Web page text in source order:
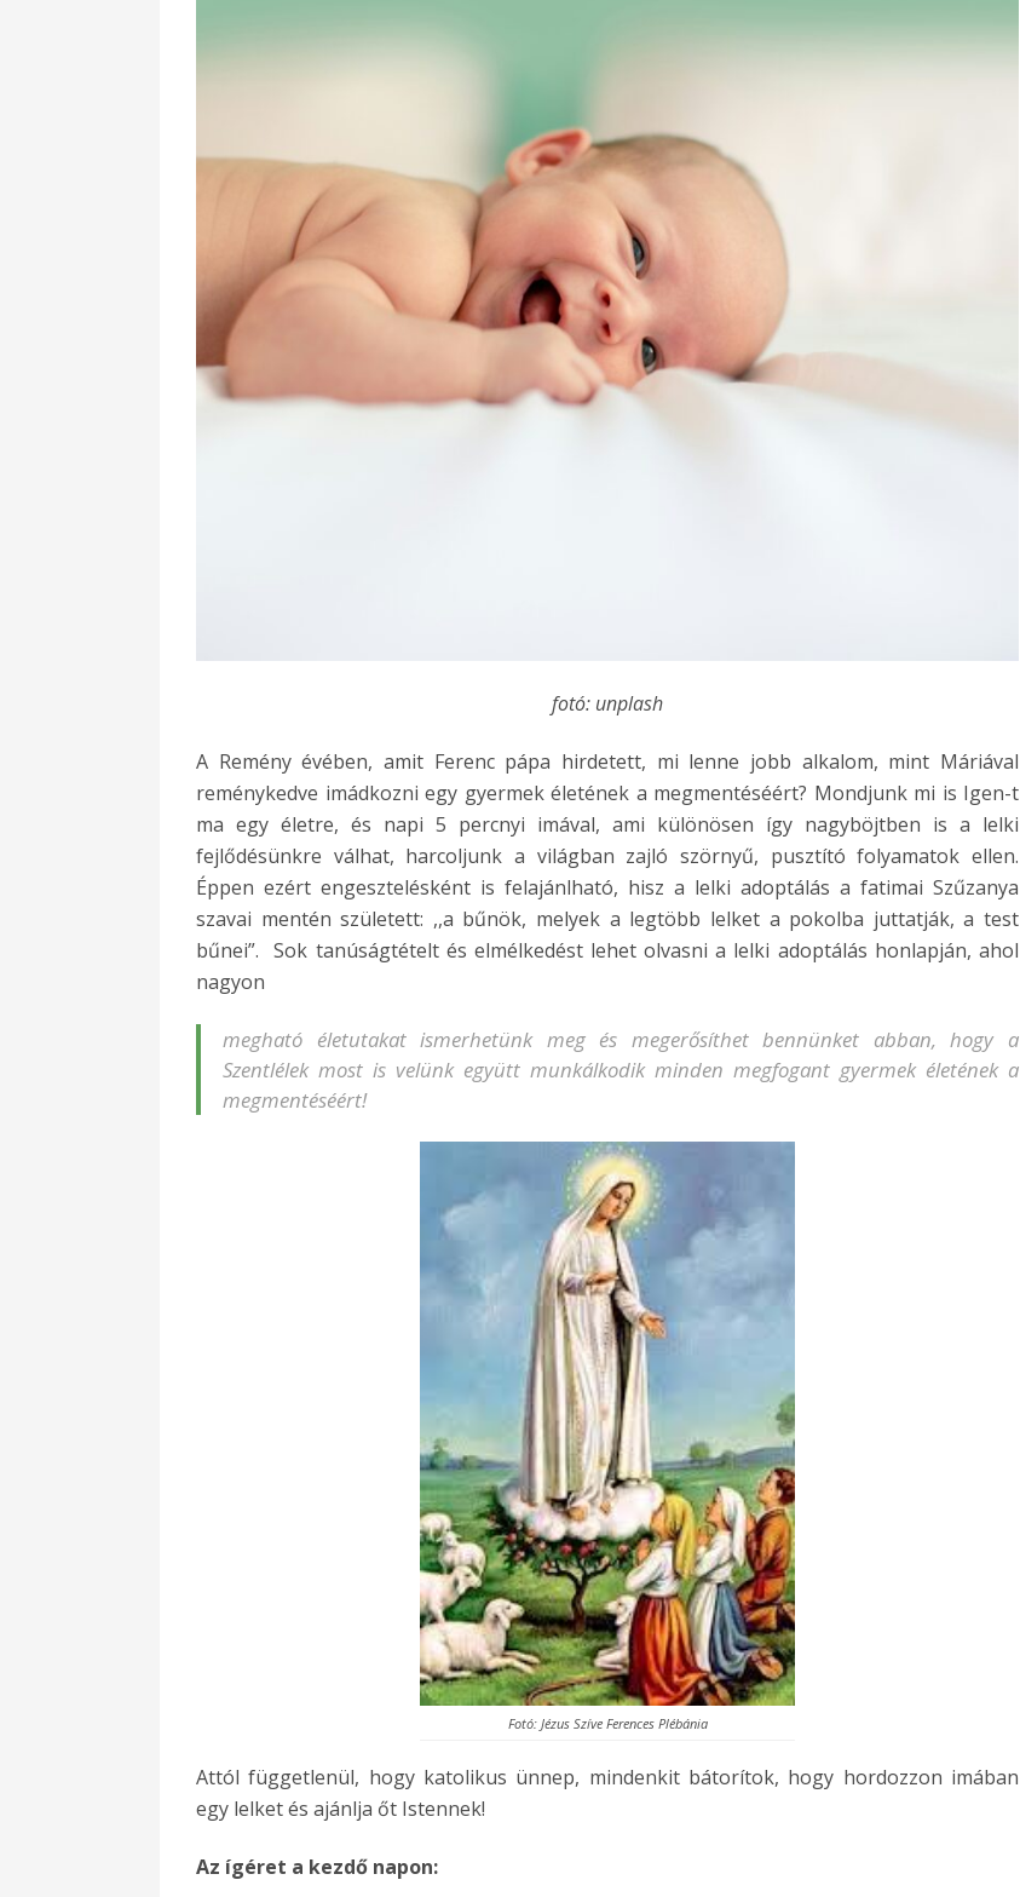
fotó: unplash
A Remény évében, amit Ferenc pápa hirdetett, mi lenne jobb alkalom, mint Máriával
reménykedve imádkozni egy gyermek életének a megmentéséért? Mondjunk mi is Igen-t
ma egy életre, és napi 5 percnyi imával, ami különösen így nagyböjtben is a lelki
fejlődésünkre válhat, harcoljunk a világban zajló szörnyű, pusztító folyamatok ellen.
Éppen ezért engesztelésként is felajánlható, hisz a lelki adoptálás a fatimai Szűzanya
szavai mentén született: ,,a bűnök, melyek a legtöbb lelket a pokolba juttatják, a test
bűnei”. Sok tanúságtételt és elmélkedést lehet olvasni a lelki adoptálás honlapján, ahol
nagyon
megható életutakat ismerhetünk meg és megerősíthet bennünket abban, hogy a
Szentlélek most is velünk együtt munkálkodik minden megfogant gyermek életének a
megmentéséért!
Fotó: Jézus Szíve Ferences Plébánia
Attól függetlenül, hogy katolikus ünnep, mindenkit bátorítok, hogy hordozzon imában
egy lelket és ajánlja őt Istennek!
Az ígéret a kezdő napon: